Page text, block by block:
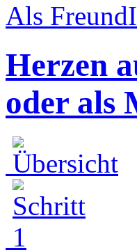
Als
Herzen
oder als